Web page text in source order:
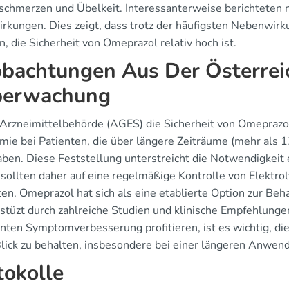
und Übelkeit. Interessanterweise berichteten
Dies zeigt, dass trotz der häufigsten
die Sicherheit von Omeprazol relativ hoch ist.
Aus Der
(AGES) die Sicherheit von
bei Patienten, die über längere Zeiträume (mehr als
Diese Feststellung unterstreicht die Notwendigkeit
daher auf eine regelmäßige Kontrolle von
Omeprazol hat sich als eine etablierte Option zur
durch zahlreiche Studien und klinische
Symptomverbesserung profitieren, ist es wichtig,
zu behalten, insbesondere bei einer längeren